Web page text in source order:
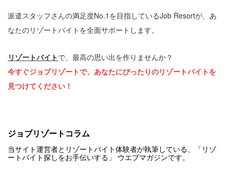
派遣スタッフさんの満足度No.1を目指しているJob Resortが、あ
なたのリゾートバイトを全面サポートします。
リゾートバイトで、最高の思い出を作りませんか？
今すぐジョブリゾートで、あなたにぴったりのリゾートバイトを
見つけてください！
ジョブリゾートコラム
当サイト運営者とリゾートバイト体験者が執筆している、「リゾ
ートバイト探しをお手伝いする」 ウエブマガジンです。